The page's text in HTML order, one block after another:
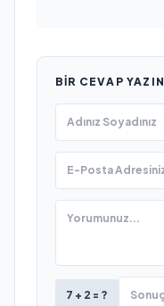
BIR CEVAP YAZIN
7 + 2 = ?